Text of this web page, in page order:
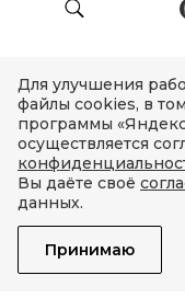
Для улучшения
файлы cookies, в
программы
осуществляется
Вы даёте своё
данных.
Принимаю